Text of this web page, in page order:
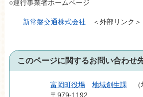
○運行事業者ホームページ
新常磐交通株式会社 ＜外部リンク＞
このページに関するお問い合わせ
富岡町役場 地域創生課
〒979-1192